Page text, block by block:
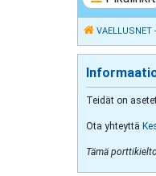
VAELLUSNET
Teidät on
Ota yhteyttä
Tämä